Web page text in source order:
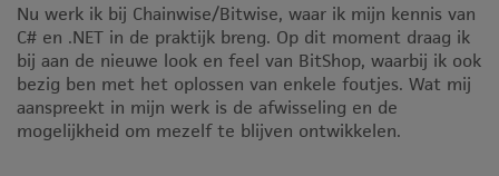
Nu werk ik bij Chainwise/Bitwise, waar ik mijn kennis van
C# en .NET in de praktijk breng. Op dit moment draag ik
bij aan de nieuwe look en feel van BitShop, waarbij ik ook
bezig ben met het oplossen van enkele foutjes. Wat mij
aanspreekt in mijn werk is de afwisseling en de
mogelijkheid om mezelf te blijven ontwikkelen.